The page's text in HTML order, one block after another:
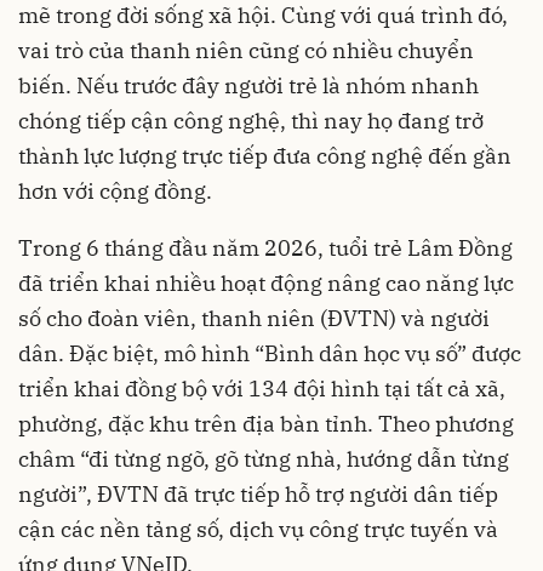
mẽ trong đời sống xã hội. Cùng với quá trình đó,
vai trò của thanh niên cũng có nhiều chuyển
biến. Nếu trước đây người trẻ là nhóm nhanh
chóng tiếp cận công nghệ, thì nay họ đang trở
thành lực lượng trực tiếp đưa công nghệ đến gần
hơn với cộng đồng.
Trong 6 tháng đầu năm 2026, tuổi trẻ Lâm Đồng
đã triển khai nhiều hoạt động nâng cao năng lực
số cho đoàn viên, thanh niên (ĐVTN) và người
dân. Đặc biệt, mô hình “Bình dân học vụ số” được
triển khai đồng bộ với 134 đội hình tại tất cả xã,
phường, đặc khu trên địa bàn tỉnh. Theo phương
châm “đi từng ngõ, gõ từng nhà, hướng dẫn từng
người”, ĐVTN đã trực tiếp hỗ trợ người dân tiếp
cận các nền tảng số, dịch vụ công trực tuyến và
ứng dụng VNeID.